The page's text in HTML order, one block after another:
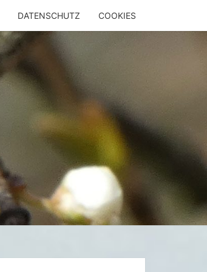
DATENSCHUTZ COOKIES